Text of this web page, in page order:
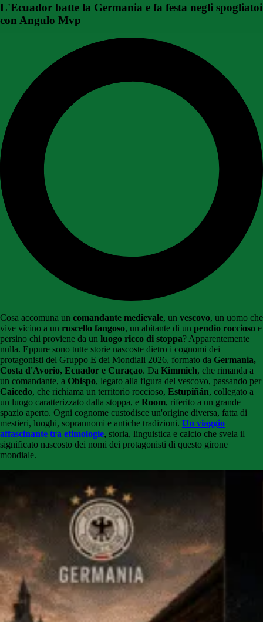
L'Ecuador batte la Germania e fa festa negli spogliatoi
con Angulo Mvp
Cosa accomuna un comandante medievale, un vescovo, un uomo che
vive vicino a un ruscello fangoso, un abitante di un pendio roccioso e
persino chi proviene da un luogo ricco di stoppa? Apparentemente
nulla. Eppure sono tutte storie nascoste dietro i cognomi dei
protagonisti del Gruppo E dei Mondiali 2026, formato da Germania,
Costa d'Avorio, Ecuador e Curaçao. Da Kimmich, che rimanda a
un comandante, a Obispo, legato alla figura del vescovo, passando per
Caicedo, che richiama un territorio roccioso, Estupiñán, collegato a
un luogo caratterizzato dalla stoppa, e Room, riferito a un grande
spazio aperto. Ogni cognome custodisce un'origine diversa, fatta di
mestieri, luoghi, soprannomi e antiche tradizioni. Un viaggio
affascinante tra etimologie, storia, linguistica e calcio che svela il
significato nascosto dei nomi dei protagonisti di questo girone
mondiale.